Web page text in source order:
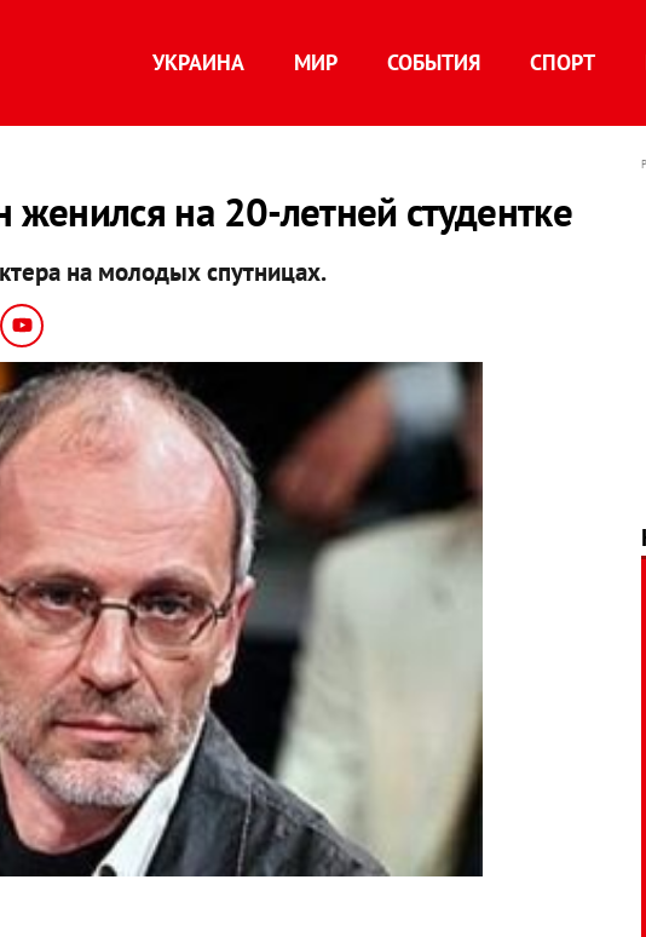
УКРАИНА МИР СОБЫТИЯ СПОРТ
женился на 20-летней студентке
на молодых спутницах.